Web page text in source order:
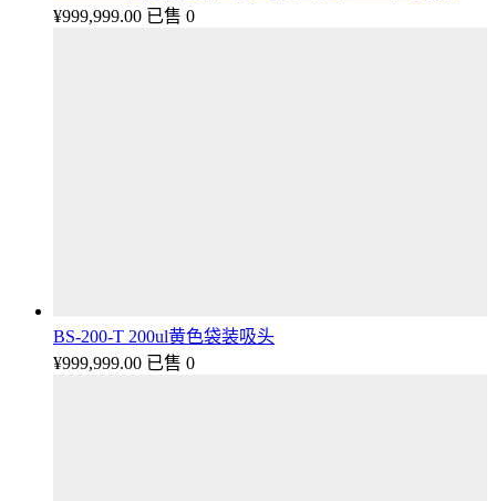
¥999,999.00 已售 0
BS-200-T 200ul黄色袋装吸头
¥999,999.00 已售 0